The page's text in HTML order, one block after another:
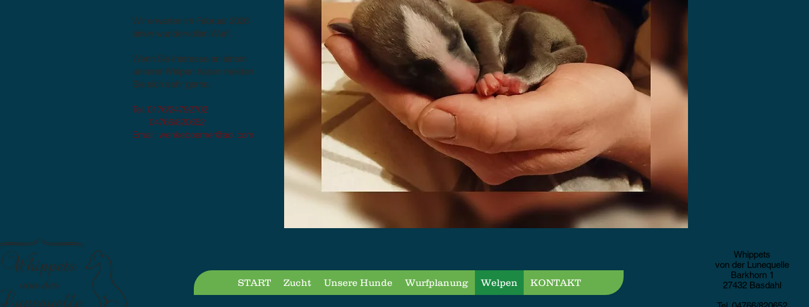
Wir erwarten im Februar 2026
einen wundervollen Wurf.
Wenn Sie Interesse an einem
unserer Welpen haben melden
Sie sich sehr gerne.
Tel. 0176/24792702
04766/820652
Email: wenkeboerner@aol.com
START Zucht Unsere Hunde Wurfplanung Welpen KONTAKT
Whippets
von der Lunequelle
Barkhorn 1
27432 Basdahl